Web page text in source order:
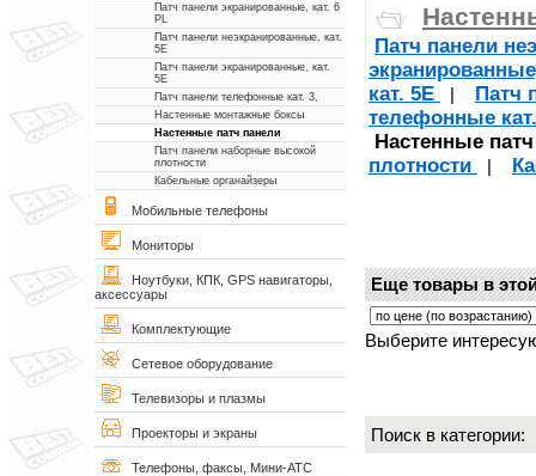
Патч панели экранированные, кат. 6
PL
Патч панели неэкранированные, кат.
5Е
Патч панели экранированные, кат.
5Е
Патч панели телефонные кат. 3,
Настенные монтажные боксы
Настенные патч панели
Патч панели наборные высокой
плотности
Кабельные органайзеры
Мобильные телефоны
Мониторы
Ноутбуки, КПК, GPS навигаторы,
аксессуары
Комплектующие
Сетевое оборудование
Телевизоры и плазмы
Проекторы и экраны
Телефоны, факсы, Мини-АТС
Патч панели
кат. 5Е
|
Патч
телефонные
Настенные
плотности
|
Еще товары в
Выберите
Поиск в